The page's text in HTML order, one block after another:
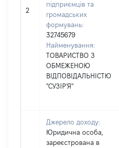
2
підприємців та
громадських
формувань:
32745679
Найменування:
ТОВАРИСТВО З
ОБМЕЖЕНОЮ
ВІДПОВІДАЛЬНІСТЮ
"СУЗІР'Я"
Джерело доходу:
Юридична особа,
зареєстрована в